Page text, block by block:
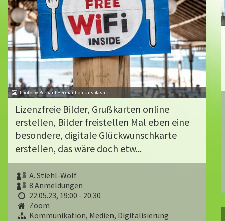
Photo by Bernard Hermant on Unsplash
Lizenzfreie Bilder, Grußkarten online
erstellen, Bilder freistellen Mal eben eine
besondere, digitale Glückwunschkarte
erstellen, das wäre doch etw...
A. Stiehl-Wolf
8 Anmeldungen
22.05.23, 19:00 - 20:30
Zoom
Kommunikation, Medien, Digitalisierung